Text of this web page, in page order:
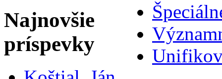
Najnovšie
príspevky